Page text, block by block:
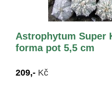
Astrophytum Super
forma pot 5,5 cm
209,- Kč